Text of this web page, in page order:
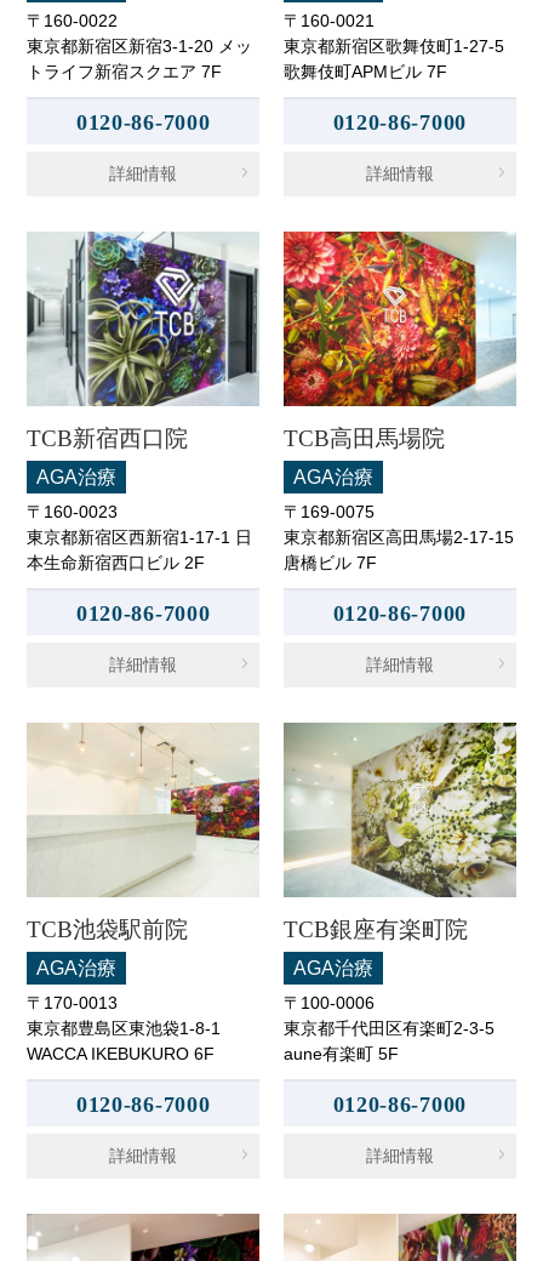
〒160-0022
東京都新宿区新宿3-1-20 メッ
トライフ新宿スクエア 7F
0120-86-7000
詳細情報
〒160-0021
東京都新宿区歌舞伎町1-27-5
歌舞伎町APMビル 7F
0120-86-7000
詳細情報
TCB新宿西口院
AGA治療
〒160-0023
東京都新宿区西新宿1-17-1 日
本生命新宿西口ビル 2F
0120-86-7000
詳細情報
TCB高田馬場院
AGA治療
〒169-0075
東京都新宿区高田馬場2-17-15
唐橋ビル 7F
0120-86-7000
詳細情報
TCB池袋駅前院
AGA治療
〒170-0013
東京都豊島区東池袋1-8-1
WACCA IKEBUKURO 6F
0120-86-7000
詳細情報
TCB銀座有楽町院
AGA治療
〒100-0006
東京都千代田区有楽町2-3-5
aune有楽町 5F
0120-86-7000
詳細情報